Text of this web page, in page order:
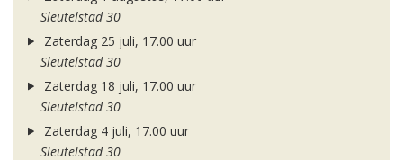
Sleutelstad 30
Zaterdag 25 juli, 17.00 uur
Sleutelstad 30
Zaterdag 18 juli, 17.00 uur
Sleutelstad 30
Zaterdag 4 juli, 17.00 uur
Sleutelstad 30